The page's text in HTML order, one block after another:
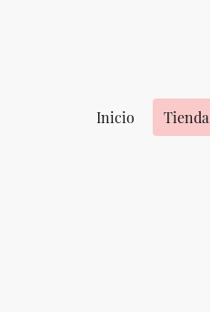
Inicio Tienda